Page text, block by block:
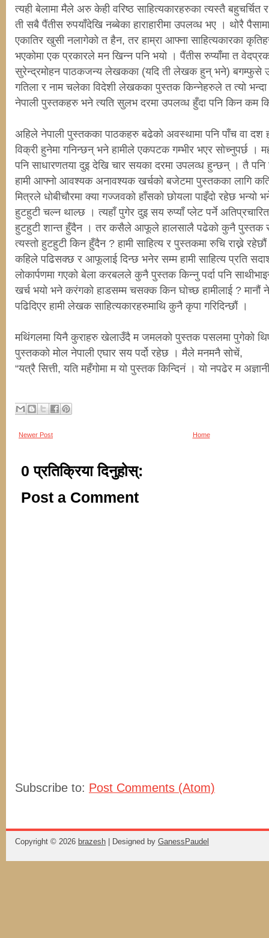
त्यही बेलामा मैले अरु केही वरिष्ठ साहित्यकारहरुका त्यस्तै
ती सबै पैंतीस रुपयाँदेखि नब्बेका हाराहारीमा उपलव्ध भए । थोरै
एकातिर खुसी नलागेको त हैन, तर हाम्रा आफ्ना साहित्यकारका
भएकोमा एक प्रकारले मन खिन्न पनि भयो । पैंतीस रुप्याँमा त
सुरेन्द्रमोहन पाठकजन्य लेखकका (यदि ती लेखक हुन् भने) बगम्फुसे
गतिला र नाम चलेका विदेशी लेखकका पुस्तक किन्नेहरुले त त्यो
नेपाली पुस्तकहरु भने त्यति सुलभ दरमा उपलव्ध हुँदा पनि किन कम
अहिले नेपाली पुस्तकका पाठकहरु बढेको अवस्थामा पनि पाँच वा दश
विक्री हुनेमा गनिन्छन् भने हामीले एकपटक गम्भीर भएर सोच्नुपर्छ ।
पनि साधारणतया दुइ देखि चार सयका दरमा उपलव्ध हुन्छन् । तै पनि
हामी आफ्नो आवश्यक अनावश्यक खर्चको बजेटमा पुस्तकका लागि
मित्रले धोबीचौरमा क्या गज्जवको हाँसको छोयला पाइँदो रहेछ भन्यो
हुटहुटी चल्न थाल्छ । त्यहाँ पुगेर दुइ सय रुप्याँ प्लेट पर्ने
हुटहुटी शान्त हुँदैन । तर कसैले आफूले हालसालै पढेको कुनै पुस्तक
त्यस्तो हुटहुटी किन हुँदैन ? हामी साहित्य र पुस्तकमा रुचि राख्ने
कहिले पढिसक्छ र आफूलाई दिन्छ भनेर सम्म हामी साहित्य प्रति
लोकार्पणमा गएको बेला करबलले कुनै पुस्तक किन्नु पर्दा पनि
खर्च भयो भने करंगको हाडसम्म चसक्क किन घोच्छ हामीलाई ? मानौं
पढिदिएर हामी लेखक साहित्यकारहरुमाथि कुनै कृपा गरिदिन्छौं ।
मथिंगलमा यिनै कुराहरु खेलाउँदै म जमलको पुस्तक पसलमा पुगेको
पुस्तकको मोल नेपाली एघार सय पर्दो रहेछ । मैले मनमनै सोचें,
“यत्रै सित्ती, यति महँगोमा म यो पुस्तक किन्दिनं । यो नपढेर म
Newer Post Home
0 प्रतिक्रिया दिनुहोस्:
Post a Comment
Subscribe to: Post Comments (Atom)
Copyright © 2026 brazesh | Designed by GanessPaudel